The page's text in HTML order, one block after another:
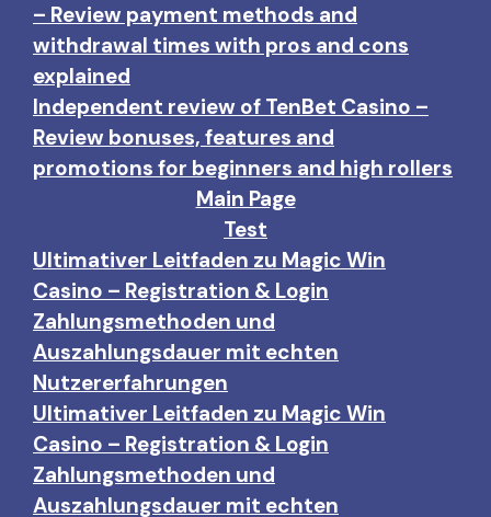
– Review payment methods and
withdrawal times with pros and cons
explained
Independent review of TenBet Casino –
Review bonuses, features and
promotions for beginners and high rollers
Main Page
Test
Ultimativer Leitfaden zu Magic Win
Casino – Registration & Login
Zahlungsmethoden und
Auszahlungsdauer mit echten
Nutzererfahrungen
Ultimativer Leitfaden zu Magic Win
Casino – Registration & Login
Zahlungsmethoden und
Auszahlungsdauer mit echten